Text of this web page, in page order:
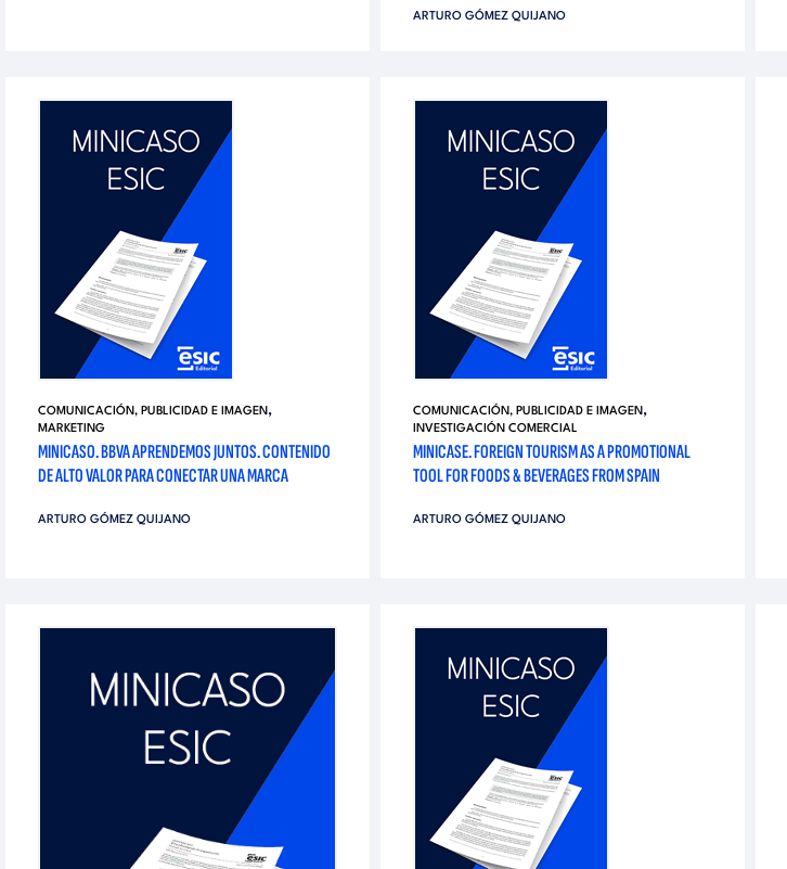
ARTURO GÓMEZ QUIJANO
COMUNICACIÓN, PUBLICIDAD E IMAGEN,
MARKETING
MINICASO. BBVA APRENDEMOS JUNTOS. CONTENIDO
DE ALTO VALOR PARA CONECTAR UNA MARCA
ARTURO GÓMEZ QUIJANO
COMUNICACIÓN, PUBLICIDAD E IMAGEN,
INVESTIGACIÓN COMERCIAL
MINICASE. FOREIGN TOURISM AS A PROMOTIONAL
TOOL FOR FOODS & BEVERAGES FROM SPAIN
ARTURO GÓMEZ QUIJANO